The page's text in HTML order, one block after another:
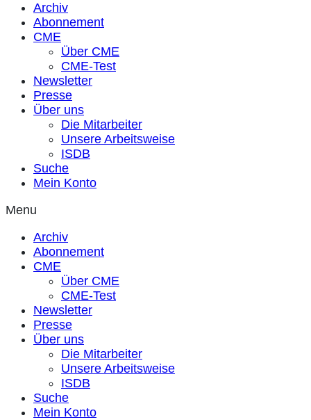
Archiv
Abonnement
CME
Über CME
CME-Test
Newsletter
Presse
Über uns
Die Mitarbeiter
Unsere Arbeitsweise
ISDB
Suche
Mein Konto
Menu
Archiv
Abonnement
CME
Über CME
CME-Test
Newsletter
Presse
Über uns
Die Mitarbeiter
Unsere Arbeitsweise
ISDB
Suche
Mein Konto